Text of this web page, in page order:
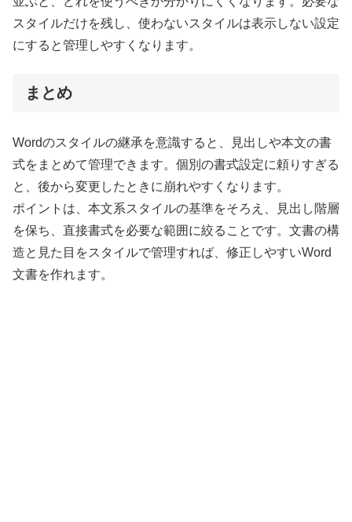
スタイルだけを残し、使わないスタイルは表示しない設定
にすると管理しやすくなります。
まとめ
Wordのスタイルの継承を意識すると、見出しや本文の書
式をまとめて管理できます。個別の書式設定に頼りすぎる
と、後から変更したときに崩れやすくなります。
ポイントは、本文系スタイルの基準をそろえ、見出し階層
を保ち、直接書式を必要な範囲に絞ることです。文書の構
造と見た目をスタイルで管理すれば、修正しやすいWord
文書を作れます。